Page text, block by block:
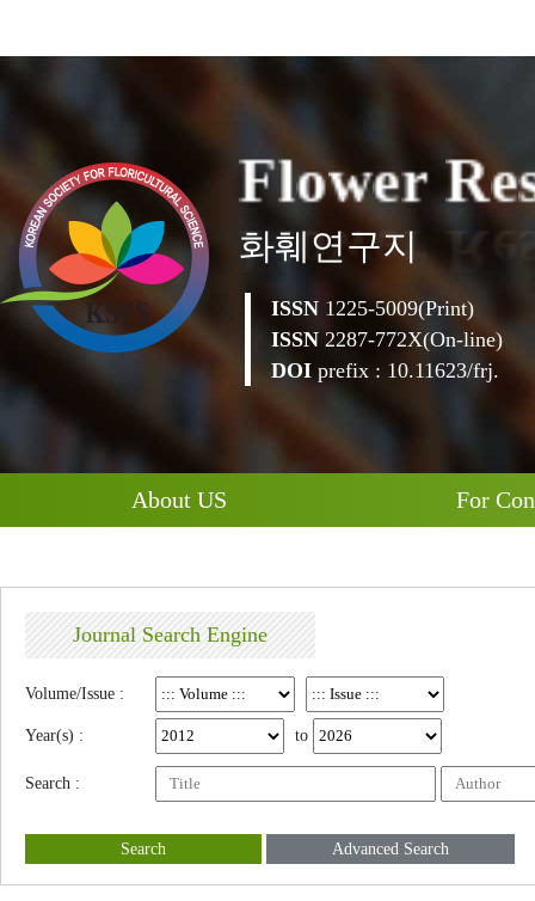
Flower Re
화훼연구지
ISSN 1225-5009(Print)
ISSN 2287-772X(On-line)
DOI prefix : 10.11623/frj.
About US For
Journal Search Engine
Volume/Issue :
Year(s) : to
Search :
Search Advanced Search